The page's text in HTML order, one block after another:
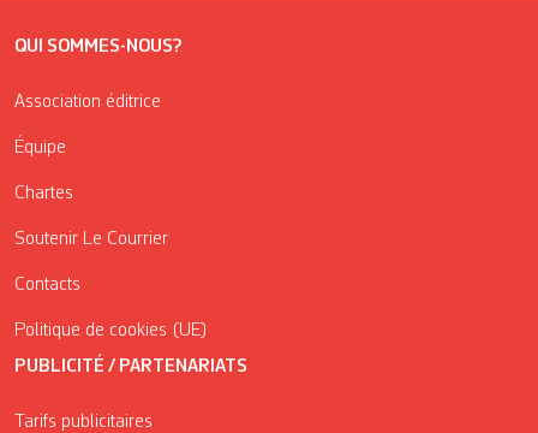
QUI SOMMES-NOUS?
Association éditrice
Équipe
Chartes
Soutenir Le Courrier
Contacts
Politique de cookies (UE)
PUBLICITÉ / PARTENARIATS
Tarifs publicitaires